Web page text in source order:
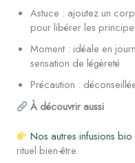
Astuce : ajoutez un
pour libérer les
Moment : idéale en
sensation de légèreté
Précaution :
À découvrir aussi
Nos autres infusions
rituel bien-être.